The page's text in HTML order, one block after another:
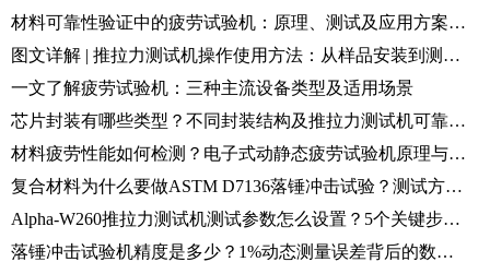
材料可靠性验证中的疲劳试验机：原理、测试及应用方案介绍
图文详解 | 推拉力测试机操作使用方法：从样品安装到测试结果分析完整流程
一文了解疲劳试验机：三种主流设备类型及适用场景
芯片封装有哪些类型？不同封装结构及推拉力测试机可靠性检测方法解析
材料疲劳性能如何检测？电子式动静态疲劳试验机原理与应用解析
复合材料为什么要做ASTM D7136落锤冲击试验？测试方法与标准要求解析
Alpha-W260推拉力测试机测试参数怎么设置？5个关键步骤解析
落锤冲击试验机精度是多少？1%动态测量误差背后的数据采集技术解析